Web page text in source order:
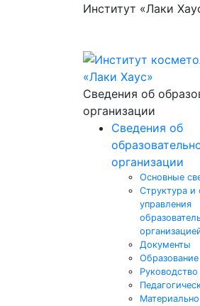
Институт «Лаки
Сведения об
организации
Сведения об
организации
Основные
Структура и
управления
Документы
Образование
Руководство